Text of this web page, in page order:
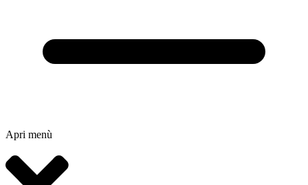
Apri menù